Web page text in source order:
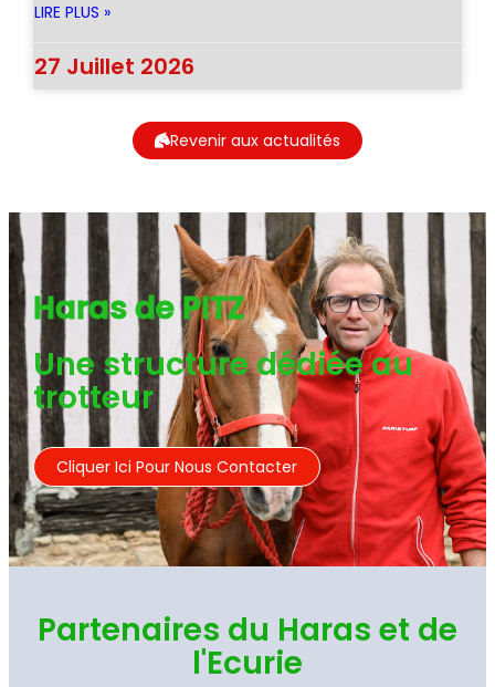
LIRE PLUS »
27 Juillet 2026
Revenir aux actualités
Haras de PITZ
Une structure dédiée au
trotteur
Cliquer Ici Pour Nous Contacter
Partenaires du Haras et de
l'Ecurie